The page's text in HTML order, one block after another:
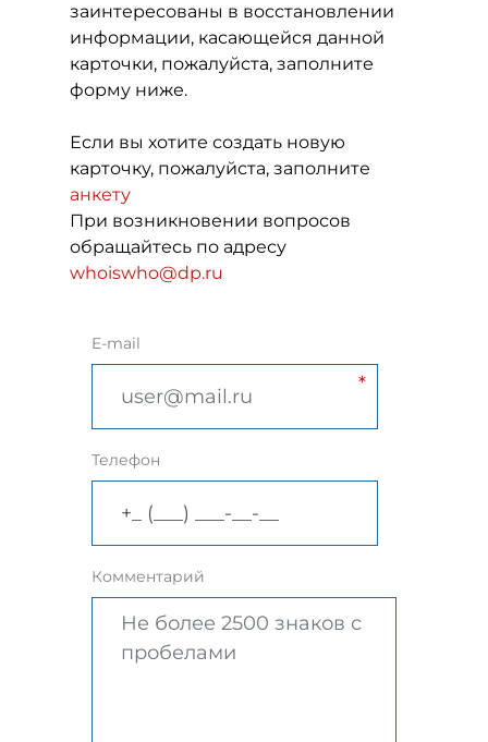
заинтересованы в восстановлении
информации, касающейся данной
карточки, пожалуйста, заполните
форму ниже.
Если вы хотите создать новую
карточку, пожалуйста, заполните
анкету
При возникновении вопросов
обращайтесь по адресу
whoiswho@dp.ru
E-mail
Телефон
Комментарий